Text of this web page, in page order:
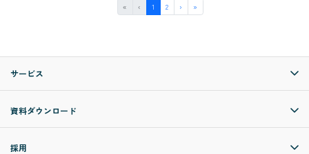
« First‹ Previous
1 (current)
2 › Next»
サービス
資料ダウンロード
採用